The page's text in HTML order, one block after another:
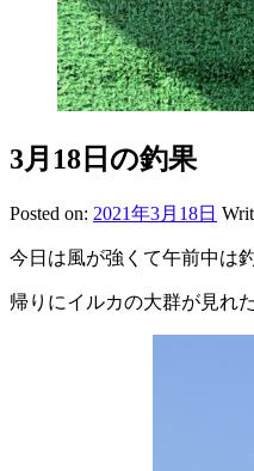
3月18日の釣果
Posted on: 2021年3月18日
今日は風が強くて午前中は
帰りにイルカの大群が見れ